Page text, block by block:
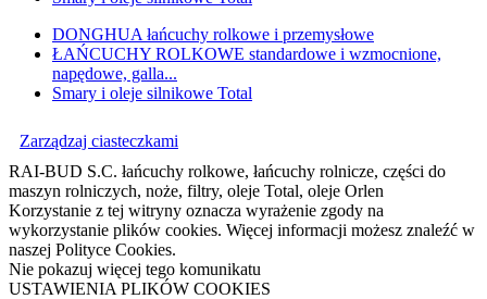
DONGHUA łańcuchy rolkowe i przemysłowe
ŁAŃCUCHY ROLKOWE standardowe i wzmocnione,
napędowe, galla...
Smary i oleje silnikowe Total
Zarządzaj ciasteczkami
RAI-BUD S.C. łańcuchy rolkowe, łańcuchy rolnicze, części do
maszyn rolniczych, noże, filtry, oleje Total, oleje Orlen
Korzystanie z tej witryny oznacza wyrażenie zgody na
wykorzystanie plików cookies. Więcej informacji możesz znaleźć w
naszej Polityce Cookies.
Nie pokazuj więcej tego komunikatu
USTAWIENIA PLIKÓW COOKIES